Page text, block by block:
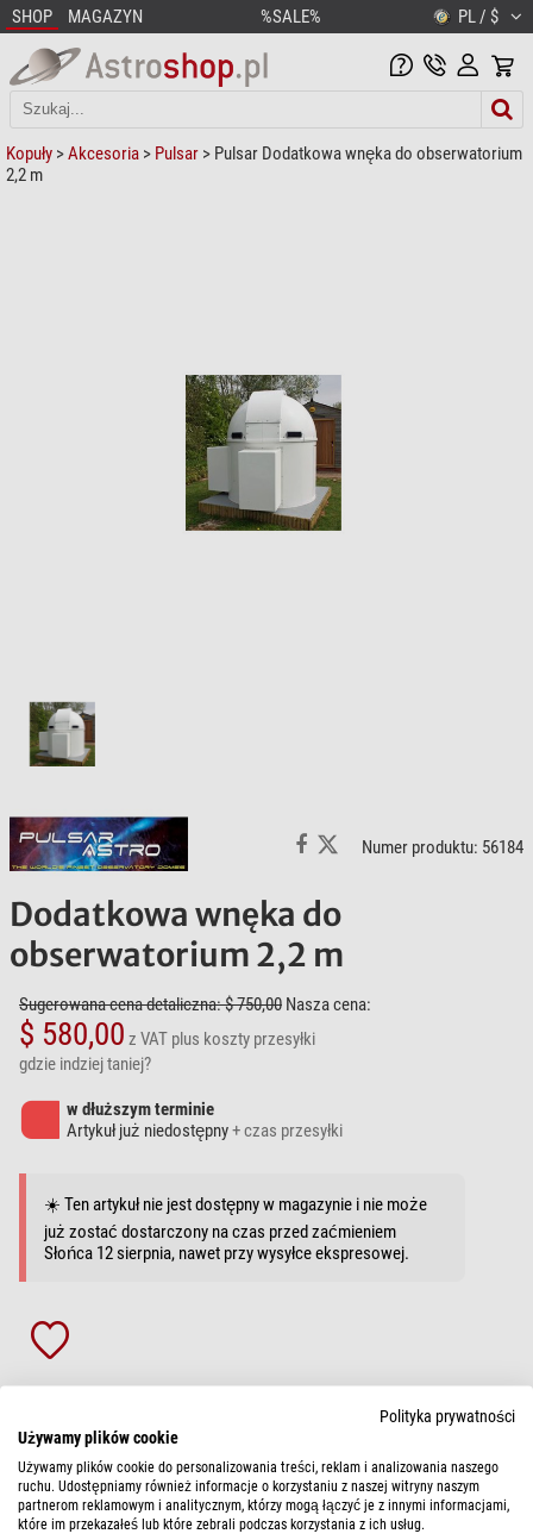
SHOP MAGAZYN %SALE% PL / $
Kopuły >Akcesoria > Pulsar > Pulsar Dodatkowa wnęka do obserwatorium
2,2 m
Numer produktu: 56184
Dodatkowa wnęka do
obserwatorium 2,2 m
Sugerowana cena detaliczna: $ 750,00 Nasza cena:
$ 580,00 z VAT plus koszty przesyłki
gdzie indziej taniej?
w dłuższym terminie
Artykuł już niedostępny+ czas przesyłki
☀️ Ten artykuł nie jest dostępny w magazynie i nie może
już zostać dostarczony na czas przed zaćmieniem
Słońca 12 sierpnia, nawet przy wysyłce ekspresowej.
OPIS ARTYKUŁU
Wnęka oferuje Państwu dodatkową przestrzeń do przechowywania.
Polityka prywatności
Używamy plików cookie
Używamy plików cookie do personalizowania treści, reklam i analizowania naszego
ruchu. Udostępniamy również informacje o korzystaniu z naszej witryny naszym
partnerom reklamowym i analitycznym, którzy mogą łączyć je z innymi informacjami,
które im przekazałeś lub które zebrali podczas korzystania z ich usług.